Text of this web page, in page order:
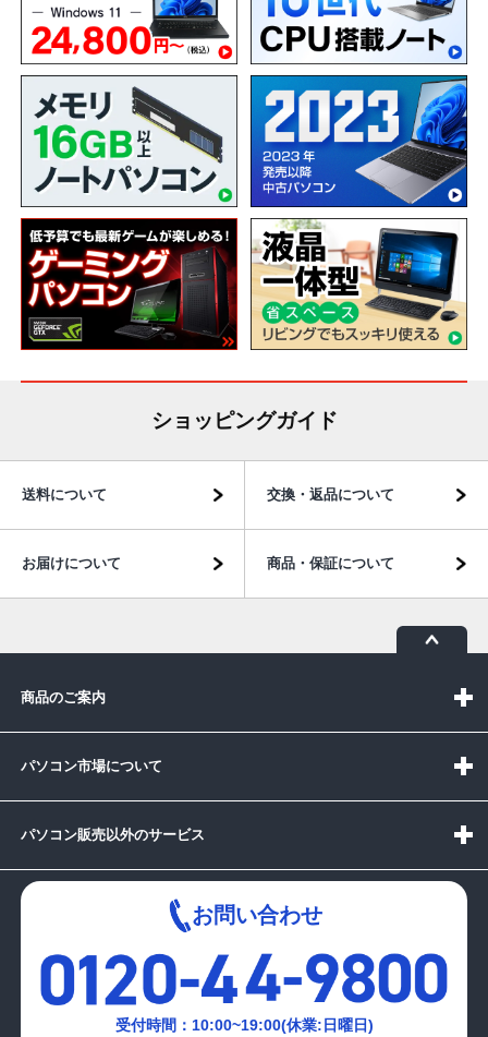
ショッピングガイド
送料について 交換・返品について
お届けについて 商品・保証について
商品のご案内
パソコン市場について
パソコン販売以外のサービス
お問い合わせ
受付時間：10:00~19:00(休業:日曜日)